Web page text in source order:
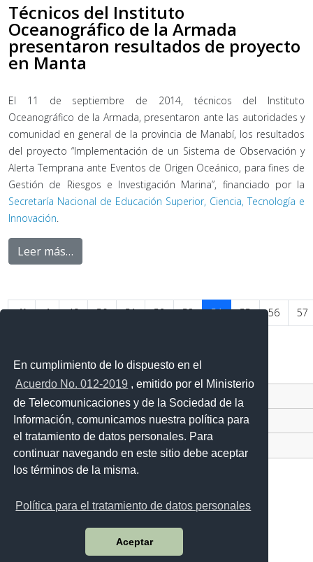
En cumplimiento de lo dispuesto en el
Acuerdo No. 012-2019 , emitido por el Ministerio
de Telecomunicaciones y de la Sociedad de la
Información, comunicamos nuestra política para
el tratamiento de datos personales. Para
continuar navegando en este sitio debe aceptar
los términos de la misma.
Política para el tratamiento de datos personales
Aceptar
Técnicos del Instituto
Oceanográfico de la Armada
presentaron resultados de proyecto
en Manta
El 11 de septiembre de 2014, técnicos del Instituto
Oceanográfico de la Armada, presentaron ante las autoridades y
comunidad en general de la provincia de Manabí, los resultados
del proyecto “Implementación de un Sistema de Observación y
Alerta Temprana ante Eventos de Origen Oceánico, para fines de
Gestión de Riesgos e Investigación Marina”, financiado por la
Secretaría Nacional de Educación Superior, Ciencia, Tecnología e
Innovación.
Leer más…
49 50 51 52 53 54 55 56 57
Contacto Ciudadano Digital
Portal Trámites Ciudadanos
Sistema Nacional de Información (SNI)
Código postal: 090205 / Guayaquil - Ecuador
Teléfono: 593-4 3813440